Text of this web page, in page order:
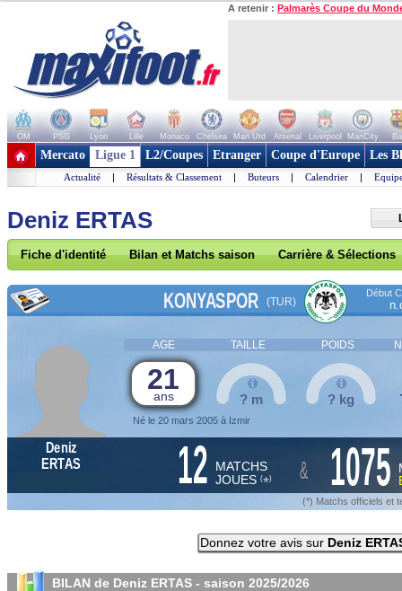
A retenir : Palmarès Coupe du
OM PSG Lyon Lille Monaco Chelsea Man Utd Arsenal Liverpool ManCity
+ de clubs
Mercato Ligue 1 L2/Coupes Etranger Coupe d'Europe Les
Actualité | Résultats & Classement | Buteurs | Calendrier |
Deniz ERTAS
Fiche d'identité Bilan et Matchs saison Carrière & Sélections
KONYASPOR (TUR)
Début
AGE TAILLE POIDS
21
ans
Né le 20 mars 2005 à Izmir
? m ? kg
Deniz
ERTAS
12 MATCHS
JOUES (*) & 1075
(*) Matchs officiels et
Donnez votre avis sur Deniz
BILAN de Deniz ERTAS - saison 2025/2026